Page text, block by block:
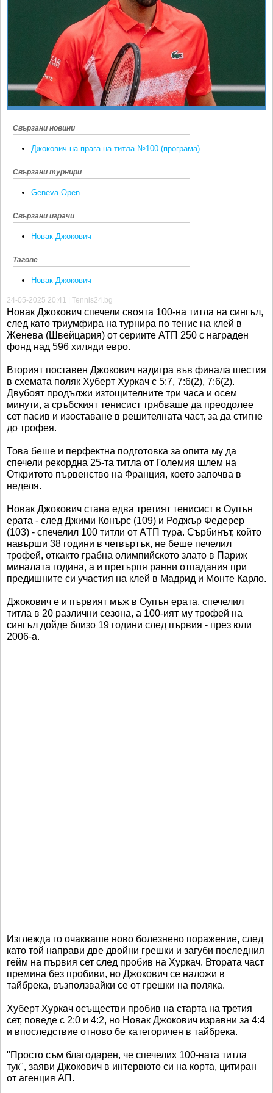
ЖЪЛТО
РАКЕТНИ
Любители
Свързани новини
Джокович на прага на титла №100 (програма)
Свързани турнири
Geneva Open
Свързани играчи
Новак Джокович
Тагове
Новак Джокович
24-05-2025 20:41 | Tennis24.bg
Новак Джокович спечели своята 100-на титла на сингъл,
след като триумфира на турнира по тенис на клей в
Женева (Швейцария) от сериите АТП 250 с награден
фонд над 596 хиляди евро.
Вторият поставен Джокович надигра във финала шестия
в схемата поляк Хуберт Хуркач с 5:7, 7:6(2), 7:6(2).
Двубоят продължи изтощителните три часа и осем
минути, а сръбският тенисист трябваше да преодолее
сет пасив и изоставане в решителната част, за да стигне
до трофея.
Това беше и перфектна подготовка за опита му да
спечели рекордна 25-та титла от Големия шлем на
Откритото първенство на Франция, което започва в
неделя.
Новак Джокович стана едва третият тенисист в Оупън
ерата - след Джими Конърс (109) и Роджър Федерер
(103) - спечелил 100 титли от AТП тура. Сърбинът, който
навърши 38 години в четвъртък, не беше печелил
трофей, откакто грабна олимпийското злато в Париж
миналата година, а и претърпя ранни отпадания при
предишните си участия на клей в Мадрид и Монте Карло.
Джокович е и първият мъж в Оупън ерата, спечелил
титла в 20 различни сезона, а 100-ият му трофей на
сингъл дойде близо 19 години след първия - през юли
2006-а.
Изглежда го очакваше ново болезнено поражение, след
като той направи две двойни грешки и загуби последния
гейм на първия сет след пробив на Хуркач. Втората част
премина без пробиви, но Джокович се наложи в
тайбрека, възползвайки се от грешки на поляка.
Хуберт Хуркач осъществи пробив на старта на третия
сет, поведе с 2:0 и 4:2, но Новак Джокович изравни за 4:4
и впоследствие отново бе категоричен в тайбрека.
"Просто съм благодарен, че спечелих 100-ната титла
тук", заяви Джокович в интервюто си на корта, цитиран
от агенция АП.